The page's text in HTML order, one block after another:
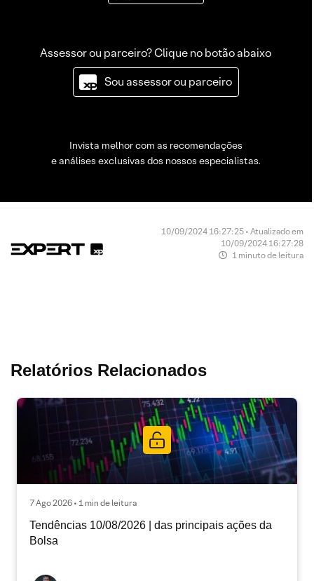
Assessor ou parceiro? Clique no botão abaixo
Sou assessor ou parceiro
Invista melhor com as recomendações
e análises exclusivas dos nossos especialistas.
10/09/2024 16:27:25 • Atualizado em
10/09/2024 16:27:28
1 minuto de leitura
Relatórios Relacionados
7 Ago 2026 • 1 min de leitura
Tendências 10/08/2026 | das principais ações da
Bolsa